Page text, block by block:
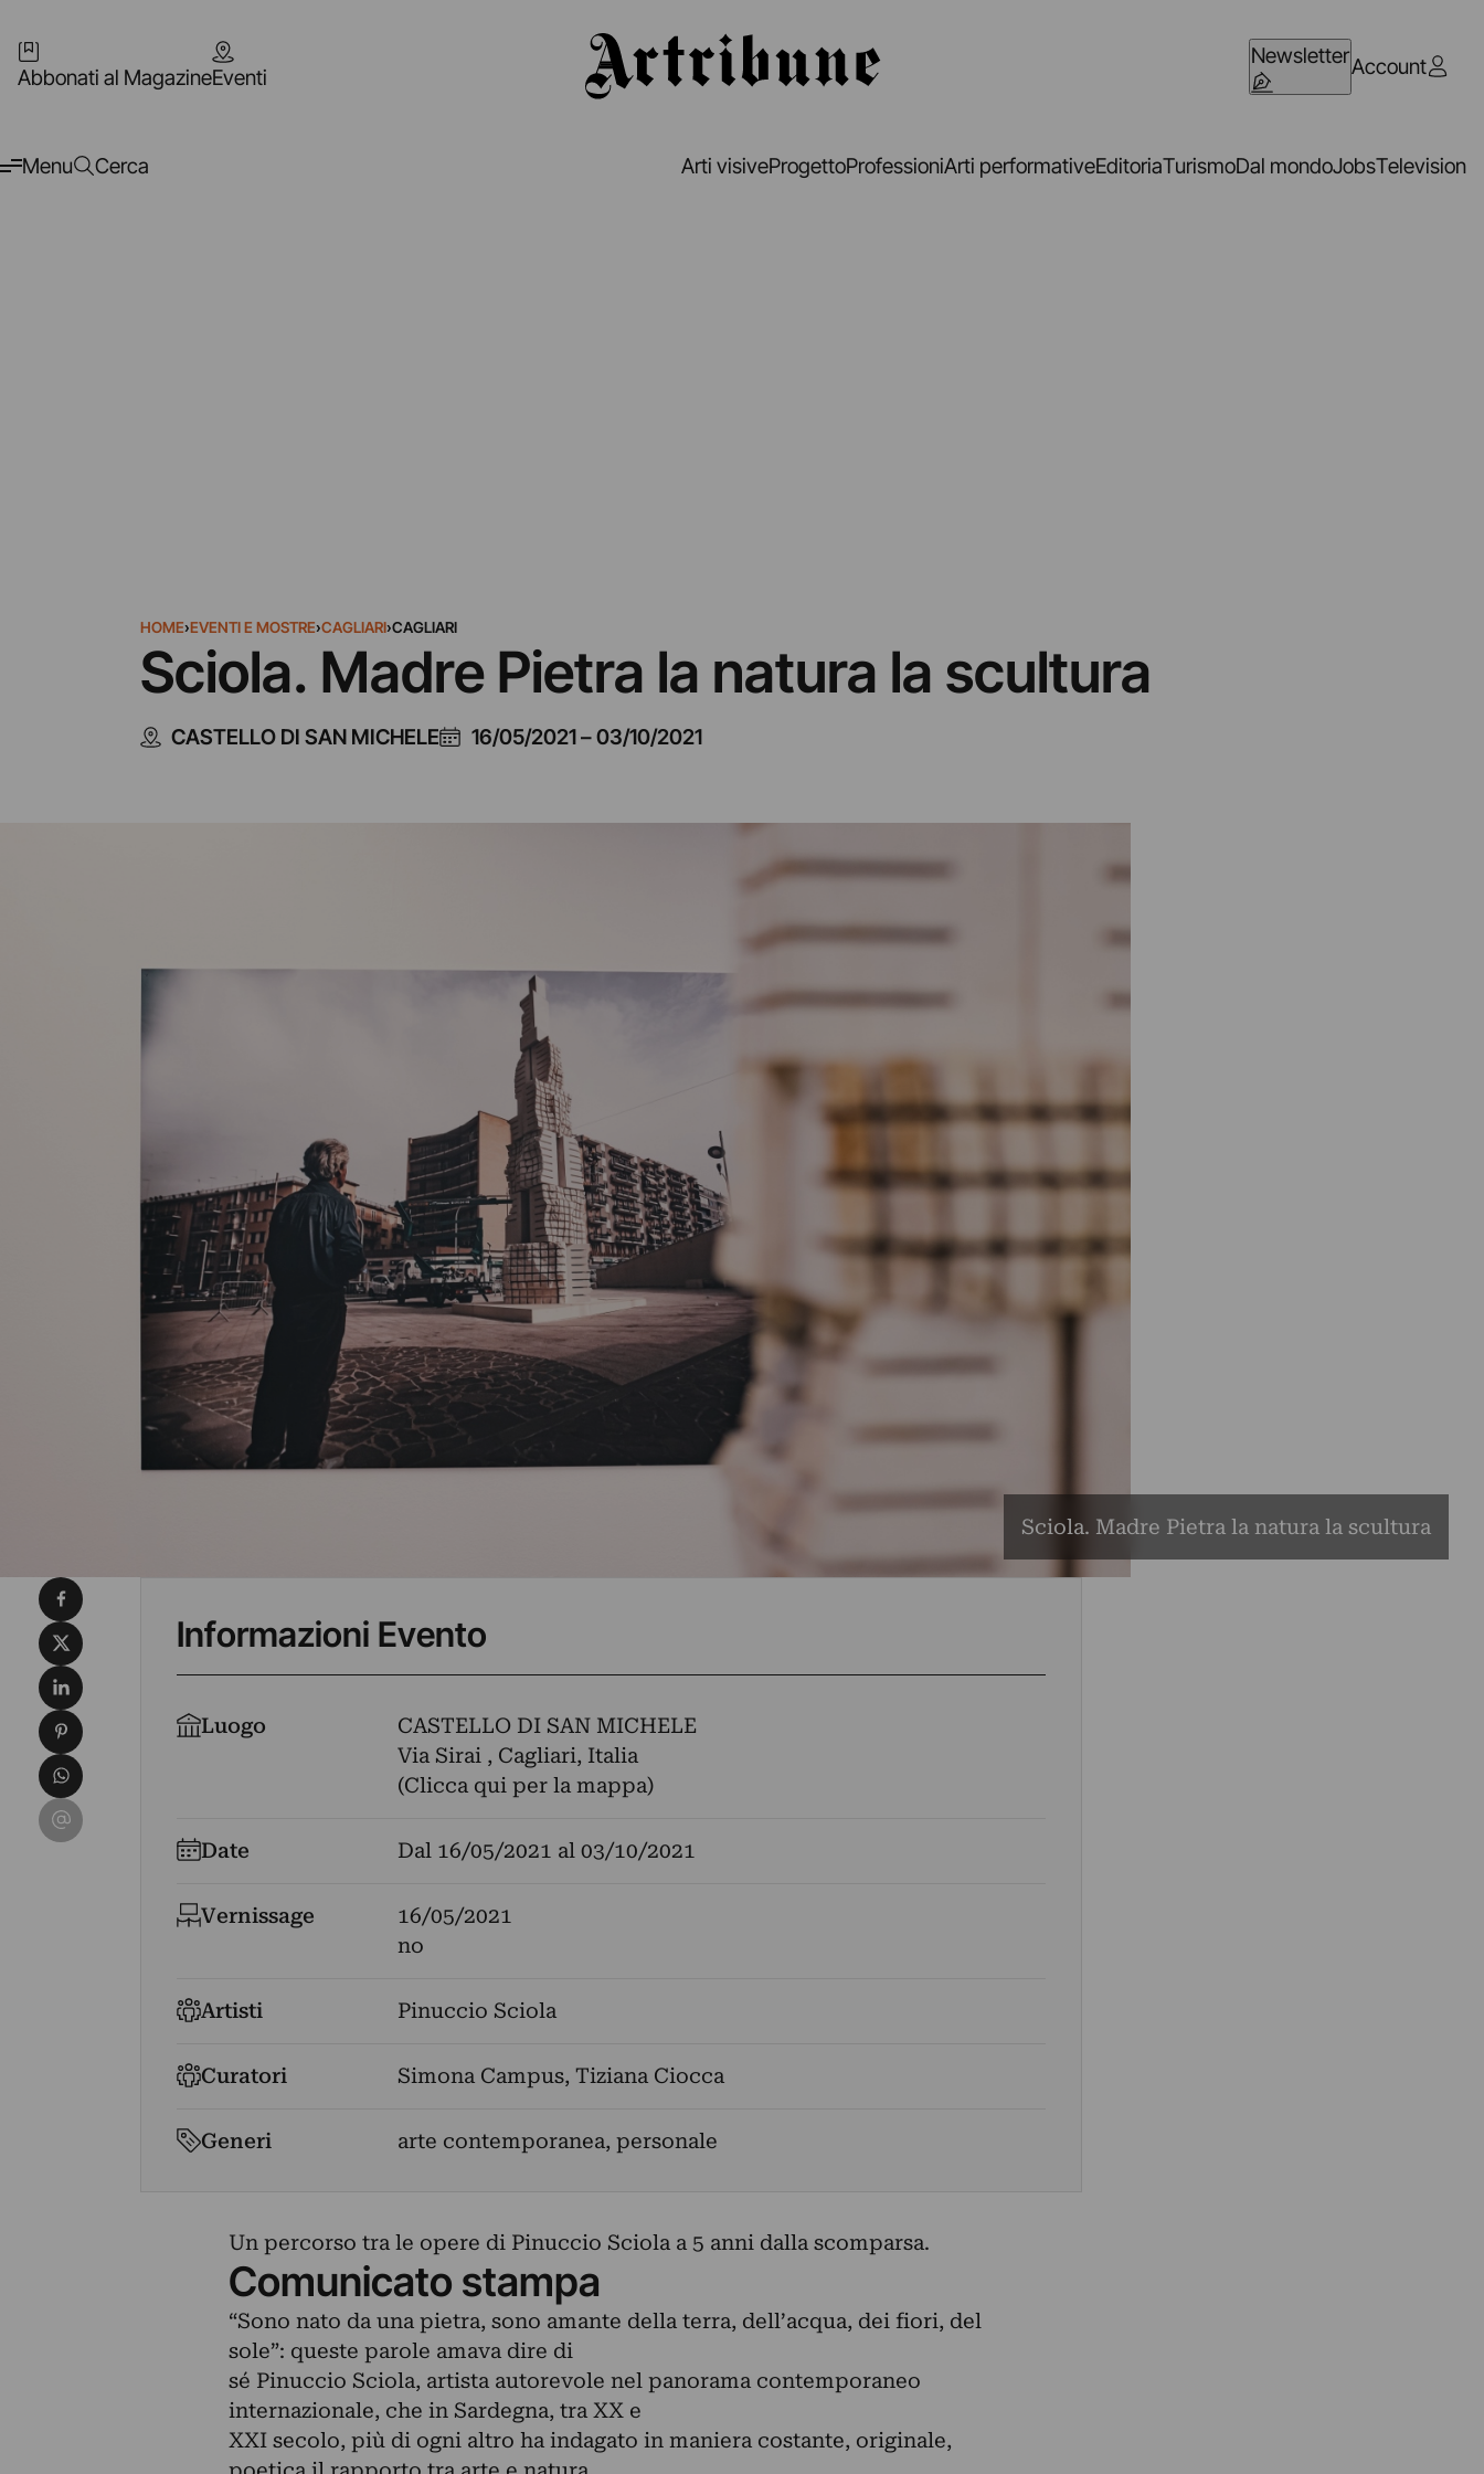
Abbonati al MagazineEventi
NewsletterAccount
Menu Cerca Arti visiveProgettoProfessioniArti performativeEditoriaTurismoDal mondoJobsTelevision
HOME›EVENTI E MOSTRE›CAGLIARI›CAGLIARI
Sciola. Madre Pietra la natura la scultura
CASTELLO DI SAN MICHELE 16/05/2021–03/10/2021
Sciola. Madre Pietra la natura la scultura
Informazioni Evento
Luogo
CASTELLO DI SAN MICHELE
Via Sirai , Cagliari, Italia
(Clicca qui per la mappa)
Date Dal 16/05/2021 al 03/10/2021
Vernissage
16/05/2021
no
Artisti Pinuccio Sciola
Curatori Simona Campus, Tiziana Ciocca
Generi arte contemporanea, personale
Un percorso tra le opere di Pinuccio Sciola a 5 anni dalla scomparsa.
Comunicato stampa
“Sono nato da una pietra, sono amante della terra, dell’acqua, dei fiori, del
sole”: queste parole amava dire di
sé Pinuccio Sciola, artista autorevole nel panorama contemporaneo
internazionale, che in Sardegna, tra XX e
XXI secolo, più di ogni altro ha indagato in maniera costante, originale,
Condividi su Facebook
Condividi su X
Condividi su LinkedIn
Condividi su Pinterest
Condividi su WhatsApp
Condividi su Email